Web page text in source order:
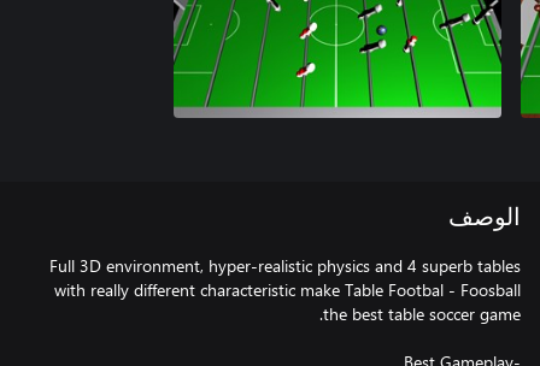
الوصف
Full 3D environment, hyper-realistic physics and 4 superb tables
with really different characteristic make Table Footbal - Foosball